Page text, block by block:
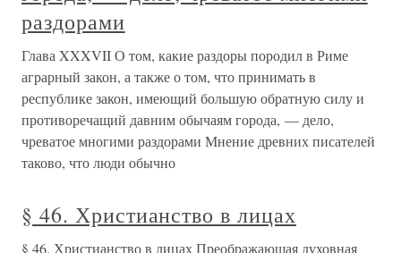
раздорами
Глава XXXVII О том, какие раздоры породил в Риме
аграрный закон, а также о том, что принимать в
республике закон, имеющий большую обратную силу и
противоречащий давним обычаям города, — дело,
чреватое многими раздорами Мнение древних писателей
таково, что люди обычно
§ 46. Христианство в лицах
§ 46. Христианство в лицах Преображающая духовная